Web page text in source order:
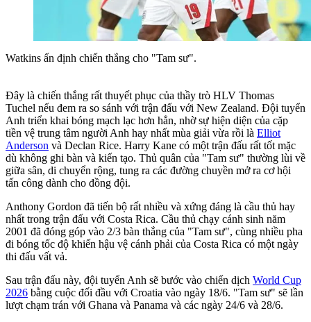
Watkins ấn định chiến thắng cho "Tam sư".
Đây là chiến thắng rất thuyết phục của thầy trò HLV Thomas
Tuchel nếu đem ra so sánh với trận đấu với New Zealand. Đội tuyển
Anh triển khai bóng mạch lạc hơn hẳn, nhờ sự hiện diện của cặp
tiền vệ trung tâm người Anh hay nhất mùa giải vừa rồi là Elliot
Anderson và Declan Rice. Harry Kane có một trận đấu rất tốt mặc
dù không ghi bàn và kiến tạo. Thủ quân của "Tam sư" thường lùi về
giữa sân, di chuyển rộng, tung ra các đường chuyền mở ra cơ hội
tấn công dành cho đồng đội.
Anthony Gordon đã tiến bộ rất nhiều và xứng đáng là cầu thủ hay
nhất trong trận đấu với Costa Rica. Cầu thủ chạy cánh sinh năm
2001 đã đóng góp vào 2/3 bàn thắng của "Tam sư", cùng nhiều pha
đi bóng tốc độ khiến hậu vệ cánh phải của Costa Rica có một ngày
thi đấu vất vả.
Sau trận đấu này, đội tuyển Anh sẽ bước vào chiến dịch World Cup
2026 bằng cuộc đối đầu với Croatia vào ngày 18/6. "Tam sư" sẽ lần
lượt chạm trán với Ghana và Panama và các ngày 24/6 và 28/6.